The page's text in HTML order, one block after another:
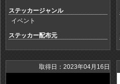
ステッカージャンル
イベント
ステッカー配布元
取得日：2023年04月16日